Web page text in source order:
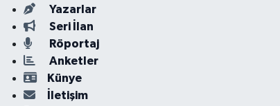
Yazarlar
Seri İlan
Röportaj
Anketler
Künye
İletişim